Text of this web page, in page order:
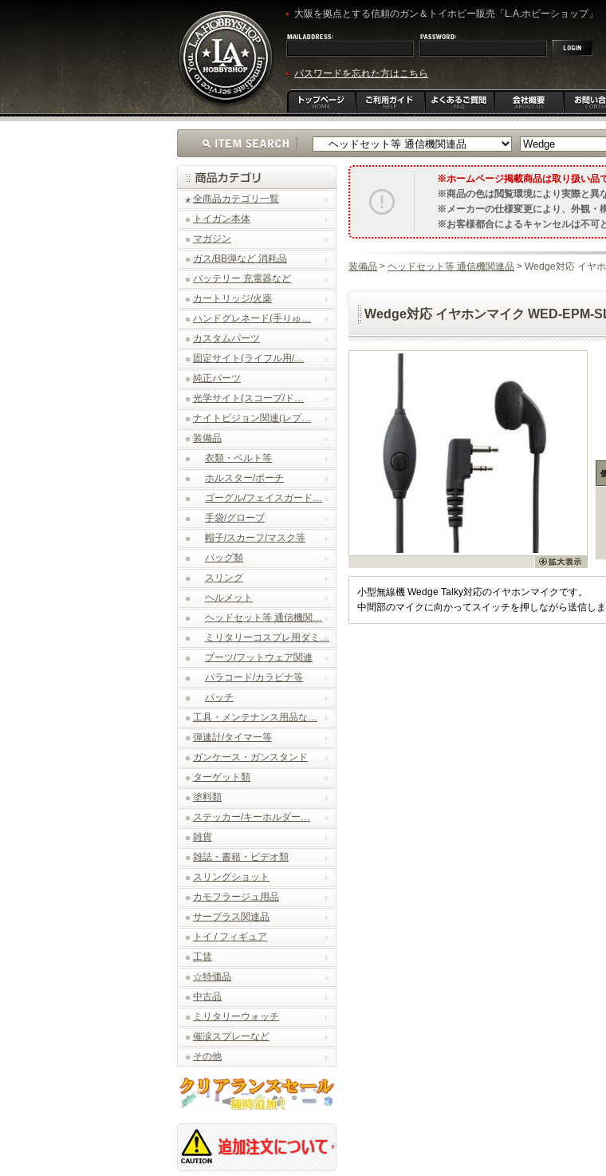
大阪を拠点とする信頼のガン＆トイホビー販売「L.A.ホビーショップ」
パスワードを忘れた方はこちら
全商品カテゴリ一覧
トイガン本体
マガジン
ガス/BB弾など 消耗品
バッテリー 充電器など
カートリッジ/火薬
ハンドグレネード(手りゅ…
カスタムパーツ
固定サイト(ライフル用/…
純正パーツ
光学サイト(スコープ/ド…
ナイトビジョン関連(レプ…
装備品
衣類・ベルト等
ホルスター/ポーチ
ゴーグル/フェイスガード…
手袋/グローブ
帽子/スカーフ/マスク等
バッグ類
スリング
ヘルメット
ヘッドセット等 通信機関…
ミリタリーコスプレ用ダミ…
ブーツ/フットウェア関連
パラコード/カラビナ等
パッチ
工具・メンテナンス用品な…
弾速計/タイマー等
ガンケース・ガンスタンド
ターゲット類
塗料類
ステッカー/キーホルダー…
雑貨
雑誌・書籍・ビデオ類
スリングショット
カモフラージュ用品
サープラス関連品
トイ / フィギュア
工賃
☆特価品
中古品
ミリタリーウォッチ
催涙スプレーなど
その他
ホームページ掲載商品は取り扱い品
商品の色は閲覧環境により実際と異
メーカーの仕様変更により、外観・
お客様都合によるキャンセルは不可
装備品 > ヘッドセット等 通信機関連品 > Wedge対応 イヤ
Wedge対応 イヤホンマイク WED-EPM-
小型無線機 Wedge Talky対応のイヤホンマイクです。
中間部のマイクに向かってスイッチを押しながら送信しま